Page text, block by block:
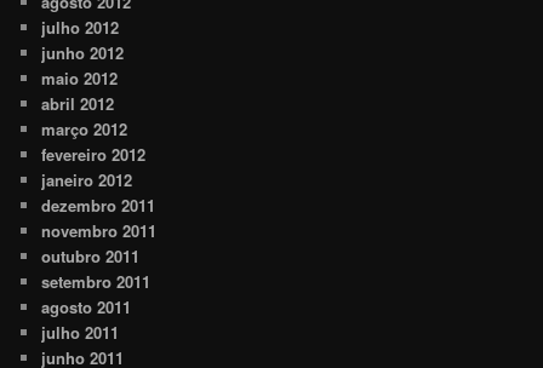
julho 2012
junho 2012
maio 2012
abril 2012
março 2012
fevereiro 2012
janeiro 2012
dezembro 2011
novembro 2011
outubro 2011
setembro 2011
agosto 2011
julho 2011
junho 2011